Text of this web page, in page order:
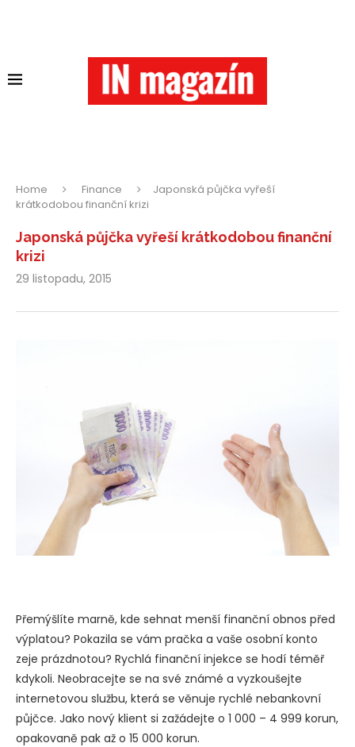
Home Finance
Japonská půjčka vyřeší
krátkodobou finanční krizi
Japonská půjčka vyřeší krátkodobou finanční
krizi
29 listopadu, 2015
Přemýšlíte marně, kde sehnat menší finanční obnos před
výplatou? Pokazila se vám pračka a vaše osobní konto
zeje prázdnotou? Rychlá finanční injekce se hodí téměř
kdykoli. Neobracejte se na své známé a vyzkoušejte
internetovou službu, která se věnuje rychlé nebankovní
půjčce. Jako nový klient si zažádejte o 1 000 – 4 999 korun,
opakovaně pak až o 15 000 korun.